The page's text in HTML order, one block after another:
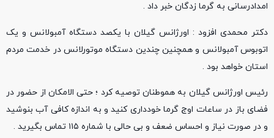
امدادرسانی به گرما زدگان خبر داد .
دکتر محمدی افزود : اورژانس گیلان با یکصد دستگاه آمبولانس و یک
اتوبوس آمبولانس و همچنین چندین دستگاه موتورلانس در خدمت مردم
استان خواهد بود .
رئیس اورژانس گیلان به هموطنان توصیه کرد ؛ حتی الامکان از حضور در
فضای باز در ساعات اوج گرما خودداری کنید و به اندازه کافی آب بنوشید
و در صورت نیاز و احساس ضعف و بی حالی با شماره ۱۱۵ تماس بگیرید .